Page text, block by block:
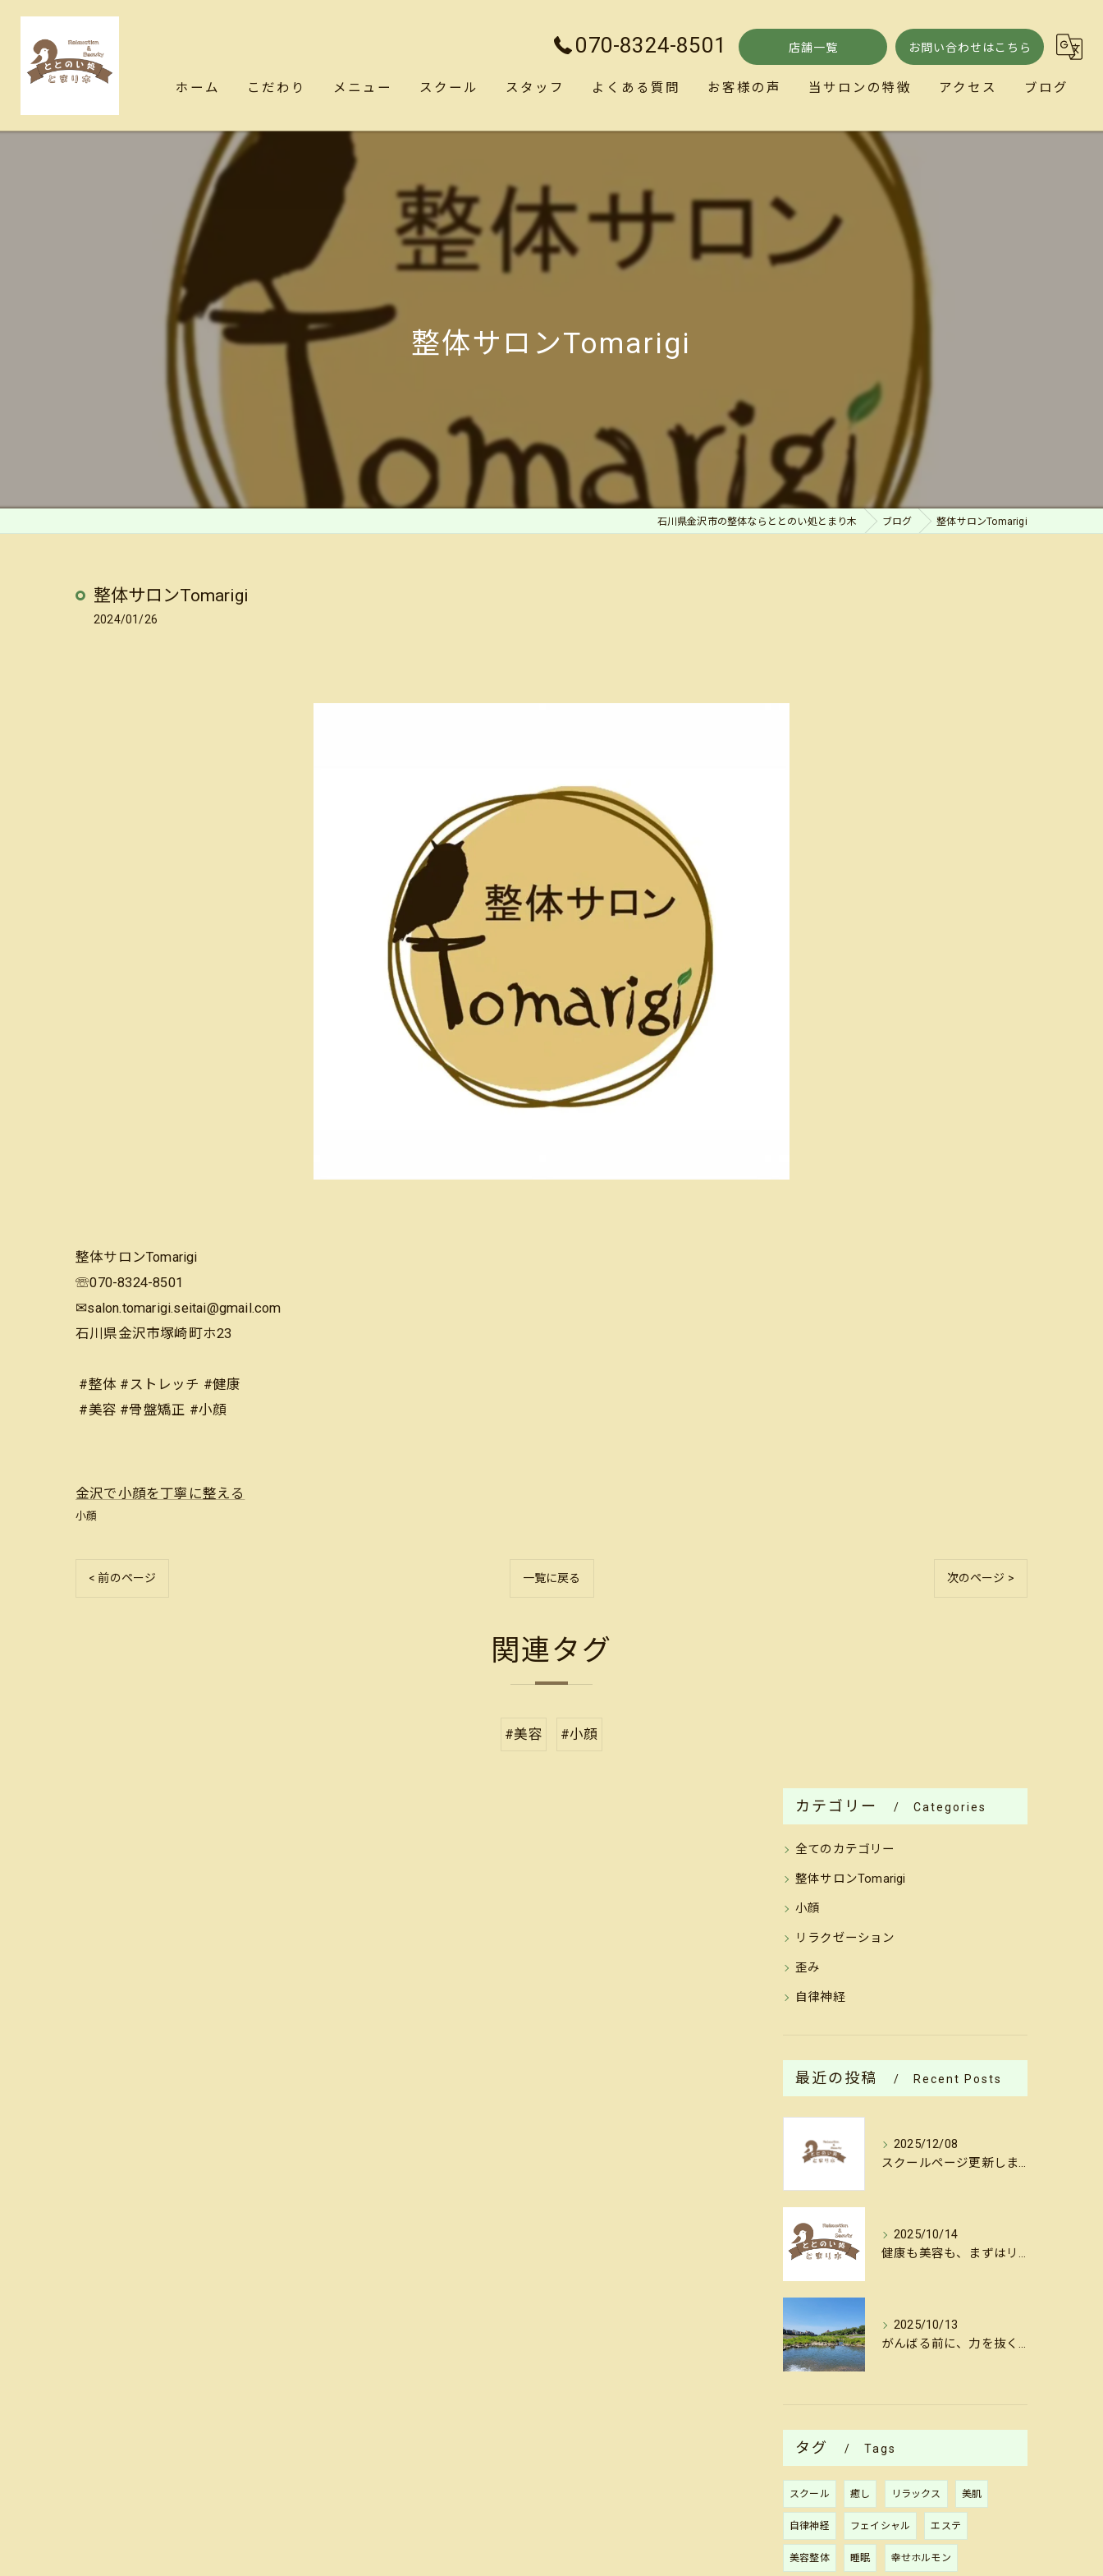
070-8324-8501 店舗一覧 お問い合わせはこちら
ホーム こだわり メニュー スクール スタッフ よくある質問 お客様の声 当サロンの特徴
リラクゼーション
歪み
自律神経
アクセス ブログ
整体サロンTomarigi⁡
石川県金沢市の整体ならととのい処とまり木 ブログ 整体サロンTomarigi⁡
整体サロンTomarigi⁡
2024/01/26
整体サロンTomarigi⁡
⁡☏070-8324-8501⁡
⁡✉salon.tomarigi.seitai@gmail.com⁡⁡⁡
石川県金沢市塚崎町ホ23⁡
⁡ #整体⁡ #ストレッチ #健康⁡
⁡ #美容 #骨盤矯正⁡ #小顔
金沢で小顔を丁寧に整える
小顔
< 前のページ 一覧に戻る 次のページ >
関連タグ
#美容 #小顔
カテゴリー Categories
全てのカテゴリー
整体サロンTomarigi
小顔
リラクゼーション
歪み
自律神経
最近の投稿 Recent Posts
2025/12/08
スクールページ更新しました
2025/10/14
健康も美容も、まずはリセットから。金沢・犀川沿いの揺らし整体
2025/10/13
がんばる前に、力を抜く。金沢犀川沿いの揺らし整体で心と体をリセット
タグ Tags
スクール 癒し リラックス 美肌
自律神経 フェイシャル エステ
美容整体 睡眠 幸せホルモン